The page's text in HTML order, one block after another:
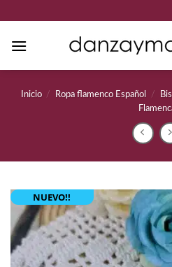
contenido
Inicio / Ropa flamenco Español /
NUEVO!!